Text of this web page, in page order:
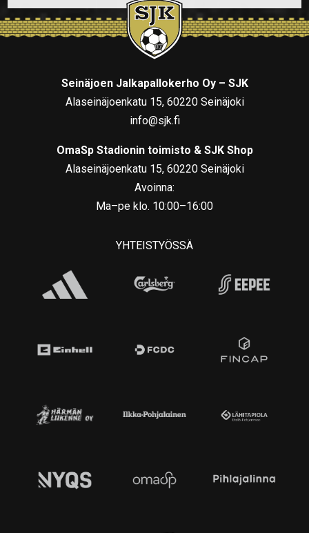
Seinäjoen Jalkapallokerho Oy – SJK
Alaseinäjoenkatu 15, 60220 Seinäjoki
info@sjk.fi
OmaSp Stadionin toimisto & SJK Shop
Alaseinäjoenkatu 15, 60220 Seinäjoki
Avoinna:
Ma–pe klo. 10:00–16:00
YHTEISTYÖSSÄ